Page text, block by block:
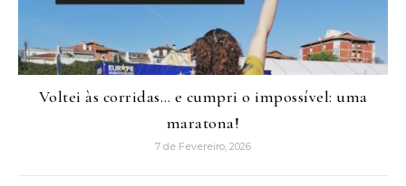
Voltei às corridas… e cumpri o impossível: uma
maratona!
7 de Fevereiro, 2026